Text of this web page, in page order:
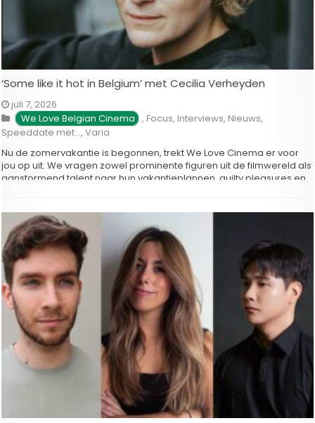
‘Some like it hot in Belgium’ met Cecilia Verheyden
juli 7, 2026
We Love Belgian Cinema , Focus, Interviews, Nieuws,
Speeddate met...,Varia
Nu de zomervakantie is begonnen, trekt We Love Cinema er voor
jou op uit. We vragen zowel prominente figuren uit de filmwereld als
aanstormend talent naar hun vakantieplannen, guilty pleasures en